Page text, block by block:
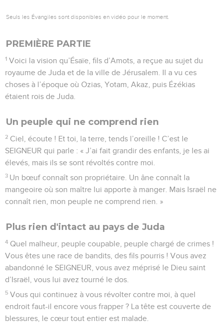
Seuls les Évangiles sont disponibles en vidéo pour le moment.
PREMIÈRE PARTIE
1 Voici la vision qu’Ésaïe, fils d’Amots, a reçue au sujet du
royaume de Juda et de la ville de Jérusalem. Il a vu ces
choses à l’époque où Ozias, Yotam, Akaz, puis Ézékias
étaient rois de Juda.
Un peuple qui ne comprend rien
2 Ciel, écoute ! Et toi, la terre, tends l’oreille ! C’est le
SEIGNEUR qui parle : « J’ai fait grandir des enfants, je les ai
élevés, mais ils se sont révoltés contre moi.
3 Un bœuf connaît son propriétaire. Un âne connaît la
mangeoire où son maître lui apporte à manger. Mais Israël ne
connaît rien, mon peuple ne comprend rien. »
Plus rien d'intact au pays de Juda
4 Quel malheur, peuple coupable, peuple chargé de crimes !
Vous êtes une race de bandits, des fils pourris ! Vous avez
abandonné le SEIGNEUR, vous avez méprisé le Dieu saint
d’Israël, vous lui avez tourné le dos.
5 Vous qui continuez à vous révolter contre moi, à quel
endroit faut-il encore vous frapper ? La tête est couverte de
blessures, le cœur tout entier est malade.